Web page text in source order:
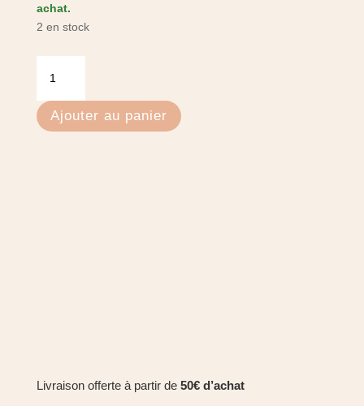
achat.
2 en stock
Crème
solaire
Ajouter au panier
Livraison offerte à partir de 50€ d’achat